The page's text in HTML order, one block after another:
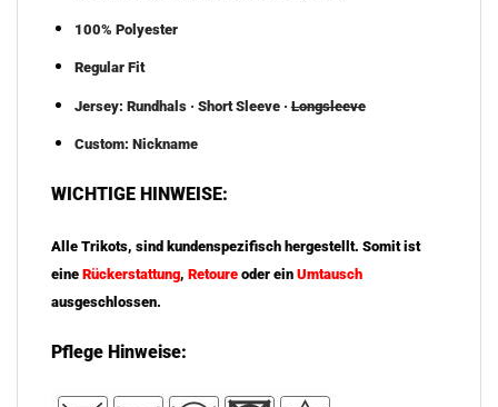
100% Polyester
Regular Fit
Jersey: Rundhals · Short Sleeve ·Longsleeve
Custom: Nickname
WICHTIGE HINWEISE:
Alle Trikots, sind kundenspezifisch hergestellt. Somit ist
eine Rückerstattung, Retoure oder ein Umtausch
ausgeschlossen.
Pflege Hinweise: